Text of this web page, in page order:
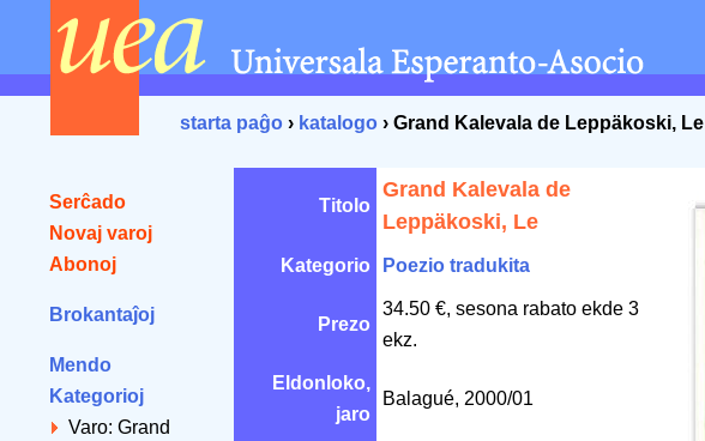
starta paĝo › katalogo › Grand Kalevala de Leppäkoski, Le
Serĉado
Novaj varoj
Abonoj
Brokantaĵoj
Mendo
Kategorioj
Varo: Grand
Titolo
Grand Kalevala de
Leppäkoski, Le
Kategorio Poezio tradukita
Prezo
34.50 €, sesona rabato ekde 3
ekz.
Eldonloko,
jaro
Balagué, 2000/01